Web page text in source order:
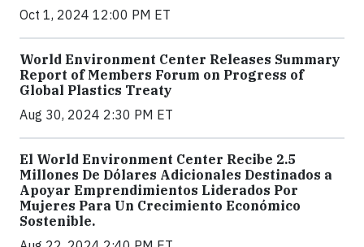
Oct 1, 2024 12:00 PM ET
World Environment Center Releases Summary
Report of Members Forum on Progress of
Global Plastics Treaty
Aug 30, 2024 2:30 PM ET
El World Environment Center Recibe 2.5
Millones De Dólares Adicionales Destinados a
Apoyar Emprendimientos Liderados Por
Mujeres Para Un Crecimiento Económico
Sostenible.